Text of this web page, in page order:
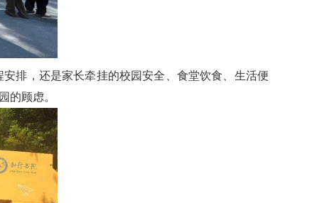
排，还是家长牵挂的校园安全、食堂饮食、生活便
的顾虑。